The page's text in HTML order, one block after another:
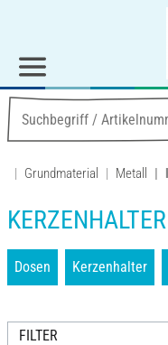
Grundmaterial Metall
KERZENHALTER
Dosen Kerzenhalter
FILTER